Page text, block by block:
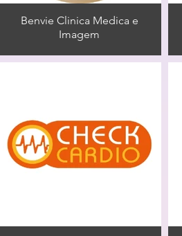
Benvie Clinica Medica e
Imagem